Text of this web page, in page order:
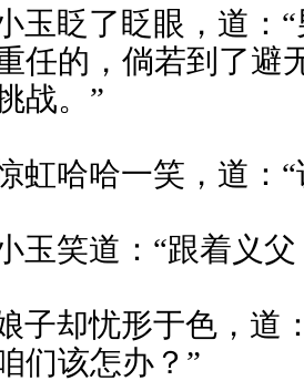
玉眨了眨眼，道：
任的，倘若到了避
战。”
虹哈哈一笑，道：“
玉笑道：“跟着义父
子却忧形于色，道
们该怎办？”